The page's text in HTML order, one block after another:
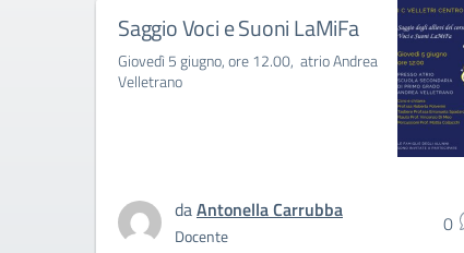
Saggio Voci e Suoni LaMiFa
Giovedì 5 giugno, ore 12.00, atrio Andrea
Velletrano
daAntonella Carrubba
Docente 0